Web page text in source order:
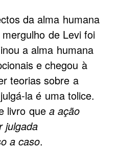
da alma humana
de Levi foi
a alma humana
e chegou à
teorias sobre a
la é uma tolice.
livro que a ação
julgada
a caso.